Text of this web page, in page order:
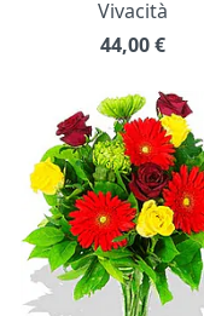
Vivacità
44,00€